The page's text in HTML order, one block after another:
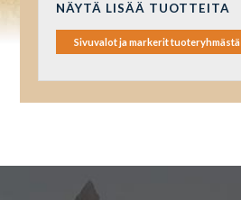
NÄYTÄ LISÄÄ TUOTTEITA
Sivuvalot ja markerit tuoteryhmästä